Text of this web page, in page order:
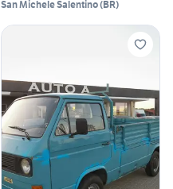
San Michele Salentino(BR)